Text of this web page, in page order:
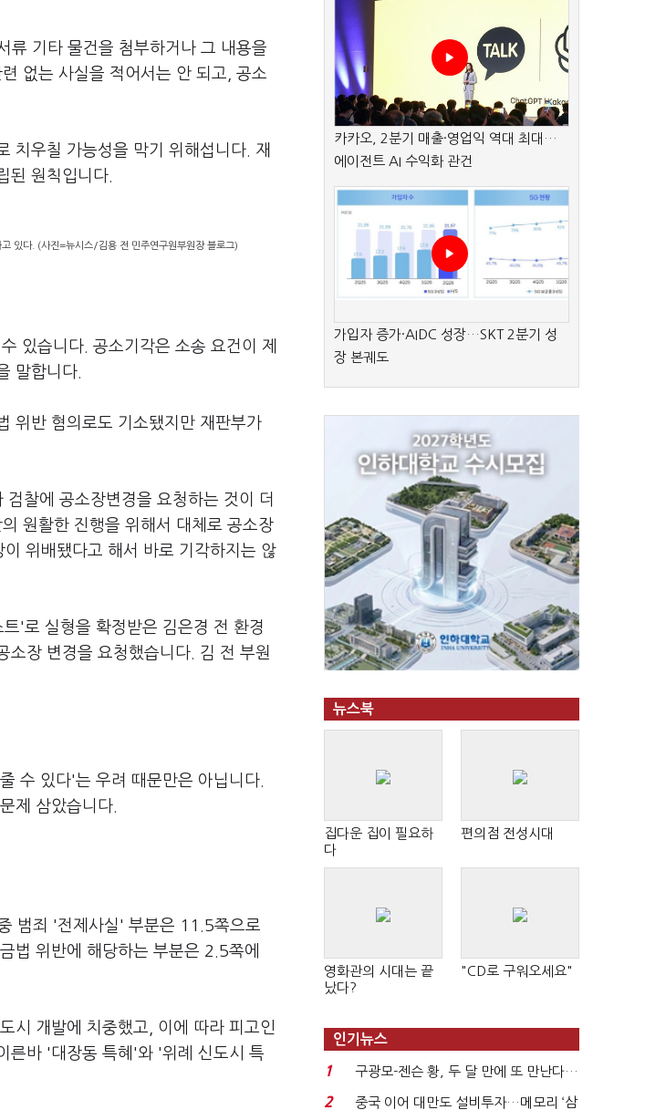
류 기타 물건을 첨부하거나 그 내용을
없는 사실을 적어서는 안 되고, 공소
치우칠 가능성을 막기 위해섭니다. 재
된 원칙입니다.
있다. (사진=뉴시스/김용 전 민주연구원부원장 블로그)
있습니다. 공소기각은 소송 요건이 제
말합니다.
위반 혐의로도 기소됐지만 재판부가
찰에 공소장변경을 요청하는 것이 더
원활한 진행을 위해서 대체로 공소장
위배됐다고 해서 바로 기각하지는 않
'로 실형을 확정받은 김은경 전 환경
소장 변경을 요청했습니다. 김 전 부원
수 있다'는 우려 때문만은 아닙니다.
제 삼았습니다.
범죄 '전제사실' 부분은 11.5쪽으로
법 위반에 해당하는 부분은 2.5쪽에
시 개발에 치중했고, 이에 따라 피고인
른바 '대장동 특혜'와 '위례 신도시 특
카카오, 2분기 매출·영업익 역대 최대…
에이전트 AI 수익화 관건
가입자 증가·AIDC 성장…SKT 2분기 성
장 본궤도
뉴스북
집다운 집이 필요하
다
편의점 전성시대
영화관의 시대는 끝
났다?
"CD로 구워오세요"
인기뉴스
1
구광모-젠슨 황, 두 달 만에 또 만난다…
로봇·AI 등 논...
2
중국 이어 대만도 설비투자…메모리 ‘삼